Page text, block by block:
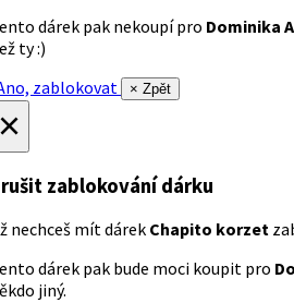
dárek pak nekoupí pro Dominika
ty :)
zablokovat
× Zpět
zablokování dárku
nechceš mít dárek Chapito korzet
dárek pak bude moci koupit pro
jiný.